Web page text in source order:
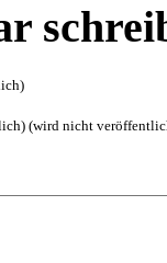
(wird nicht